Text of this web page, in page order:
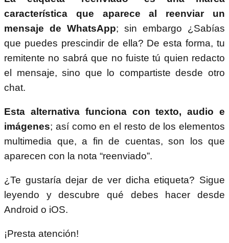
característica que aparece al reenviar un
mensaje de WhatsApp; sin embargo ¿Sabías
que puedes prescindir de ella? De esta forma, tu
remitente no sabrá que no fuiste tú quien redacto
el mensaje, sino que lo compartiste desde otro
chat.
Esta alternativa funciona con texto, audio e
imágenes; así como en el resto de los elementos
multimedia que, a fin de cuentas, son los que
aparecen con la nota “reenviado”.
¿Te gustaría dejar de ver dicha etiqueta? Sigue
leyendo y descubre qué debes hacer desde
Android o iOS.
¡Presta atención!